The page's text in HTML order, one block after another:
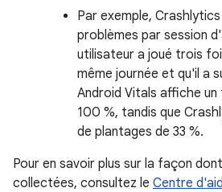
Par exemple,
problèmes par session
utilisateur a joué trois
même journée et qu'il a
Android Vitals affiche
100 %, tandis que
de plantages de 33 %.
Pour en savoir plus sur la façon
collectées, consultez le Centre